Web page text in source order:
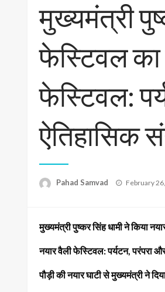
मुख्यमंत्री
फेस्टिवल का
फेस्टिवल:
ऐतिहासिक
Pahad Samvad
Posted
February
मुख्यमंत्री पुष्कर सिंह धामी ने किया
नयार वैली फेस्टिवल: पर्यटन, परंपरा
पौड़ी की नयार घाटी से मुख्यमंत्री ने